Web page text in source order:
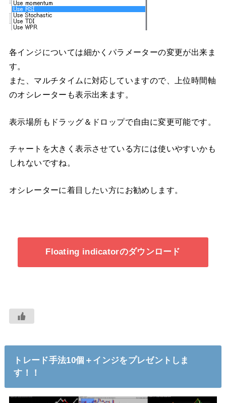
各インジについては細かくパラメーターの変更が出来ま
す。
また、マルチタイムに対応していますので、上位時間軸
のオシレーターも表示出来ます。
表示場所もドラッグ＆ドロップで自由に変更可能です。
チャートを大きく表示させている方には使いやすいかも
しれないですね。
オシレーターに着目したい方にお勧めします。
Floating indicatorのダウンロード
トレード手法10個＋インジをプレゼントしま
す！！